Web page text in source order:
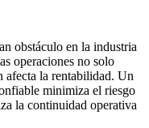
obstáculo en la industria
operaciones no solo
afecta la rentabilidad. Un
minimiza el riesgo
la continuidad operativa